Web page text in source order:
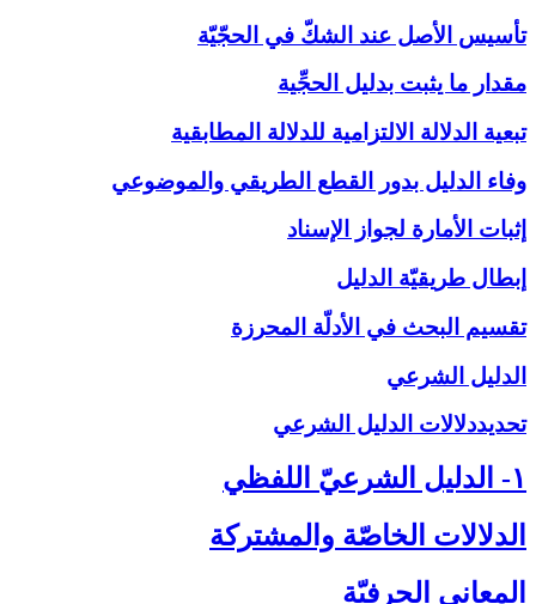
تأسيس الأصل عند الشكّ في الحجّيّة
مقدار ما يثبت بدليل الحجِّية
تبعية الدلالة الالتزامية للدلالة المطابقية
وفاء الدليل بدور القطع الطريقي والموضوعي
إثبات الأمارة لجواز الإسناد
إبطال طريقيّة الدليل
تقسيم البحث في الأدلّة المحرزة
الدليل الشرعي‏
تحديددلالات الدليل الشرعي‏
۱- الدليل الشرعيّ اللفظي‏
الدلالات الخاصّة والمشتركة
المعاني الحرفيّة